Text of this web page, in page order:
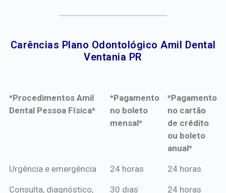
Carências Plano Odontológico Amil Dental
Ventania PR​
*Procedimentos Amil
Dental Pessoa Física*
*Pagamento
no boleto
mensal*
*Pagamento
no cartão
de crédito
ou boleto
anual*
*Procedimentos Amil
*Pagamento
mensal*
*Pagamento
de crédito
Urgência e emergência 24 horas 24 horas
Consulta, diagnóstico,
30 dias 24 horas